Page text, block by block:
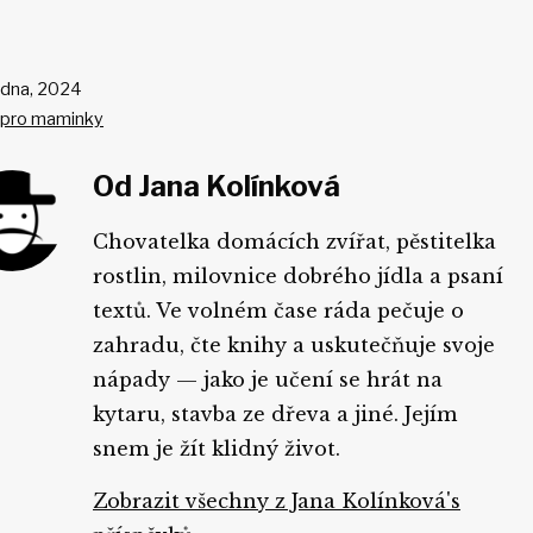
2024
maminky
Od Jana Kolínková
Chovatelka domácích zvířat, pěstitelka
rostlin, milovnice dobrého jídla a psaní
textů. Ve volném čase ráda pečuje o
zahradu, čte knihy a uskutečňuje svoje
nápady — jako je učení se hrát na
kytaru, stavba ze dřeva a jiné. Jejím
snem je žít klidný život.
Zobrazit všechny z Jana Kolínková's